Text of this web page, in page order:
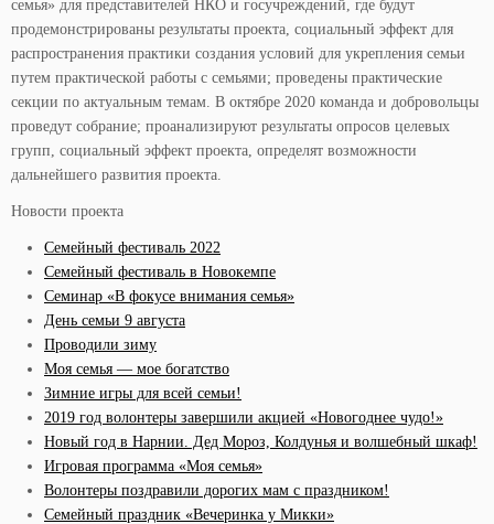
семья» для представителей НКО и госучреждений, где будут
продемонстрированы результаты проекта, социальный эффект для
распространения практики создания условий для укрепления семьи
путем практической работы с семьями; проведены практические
секции по актуальным темам. В октябре 2020 команда и добровольцы
проведут собрание; проанализируют результаты опросов целевых
групп, социальный эффект проекта, определят возможности
дальнейшего развития проекта.
Новости проекта
Семейный фестиваль 2022
Семейный фестиваль в Новокемпе
Семинар «В фокусе внимания семья»
День семьи 9 августа
Проводили зиму
Моя семья — мое богатство
Зимние игры для всей семьи!
2019 год волонтеры завершили акцией «Новогоднее чудо!»
Новый год в Нарнии. Дед Мороз, Колдунья и волшебный шкаф!
Игровая программа «Моя семья»
Волонтеры поздравили дорогих мам с праздником!
Семейный праздник «Вечеринка у Микки»